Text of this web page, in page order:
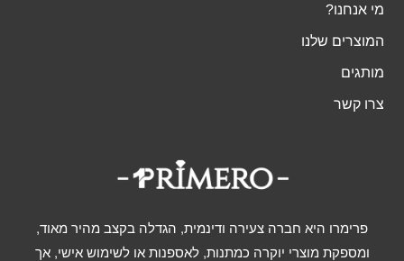
מי אנחנו?
המוצרים שלנו
מותגים
צרו קשר
פרימרו היא חברה צעירה ודינמית, הגדלה בקצב מהיר מאוד,
ומספקת מוצרי יוקרה כמתנות, לאספנות או לשימוש אישי, אך